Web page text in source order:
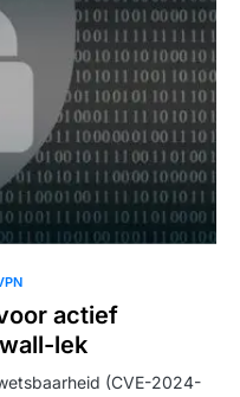
actief
lek
(CVE-2024-